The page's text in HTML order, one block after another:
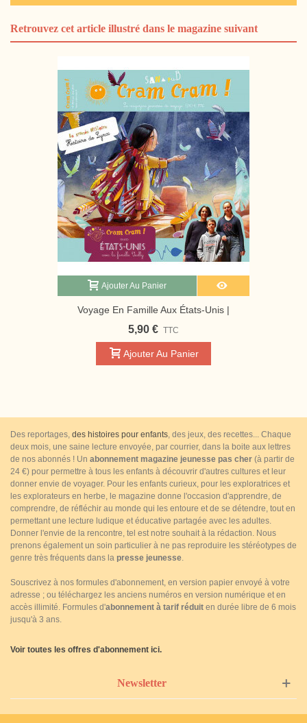
Retrouvez cet article illustré dans le magazine suivant
Ajouter Au Panier
Voyage En Famille Aux États-Unis |
Magazine Jeunesse Cram Cram
5,90 € TTC
Ajouter Au Panier
Des reportages, des histoires pour enfants, des jeux, des recettes... Chaque
deux mois, une saine lecture envoyée, par courrier, dans la boite aux lettres
de nos abonnés ! Un abonnement magazine jeunesse pas cher (à partir de
24 €) pour permettre à tous les enfants à découvrir d'autres cultures et leur
donner envie de voyager. Pour les enfants curieux, pour les exploratrices et
les explorateurs en herbe, le magazine donne l'occasion d'apprendre, de
comprendre, de réfléchir au monde qui les entoure et de se détendre, tout en
permettant une lecture ludique et éducative partagée avec les adultes.
Donner l'envie de la rencontre, tel est notre souhait à la rédaction. Nous
prenons également un soin particulier à ne pas reproduire les stéréotypes de
genre très fréquents dans la presse jeunesse.
Souscrivez à nos formules d'abonnement, en version papier envoyé à votre
adresse ; ou téléchargez les anciens numéros en version numérique et en
accès illimité. Formules d'abonnement à tarif réduit en durée libre de 6 mois
jusqu'à 3 ans.
Voir toutes les offres d'abonnement ici.
Newsletter